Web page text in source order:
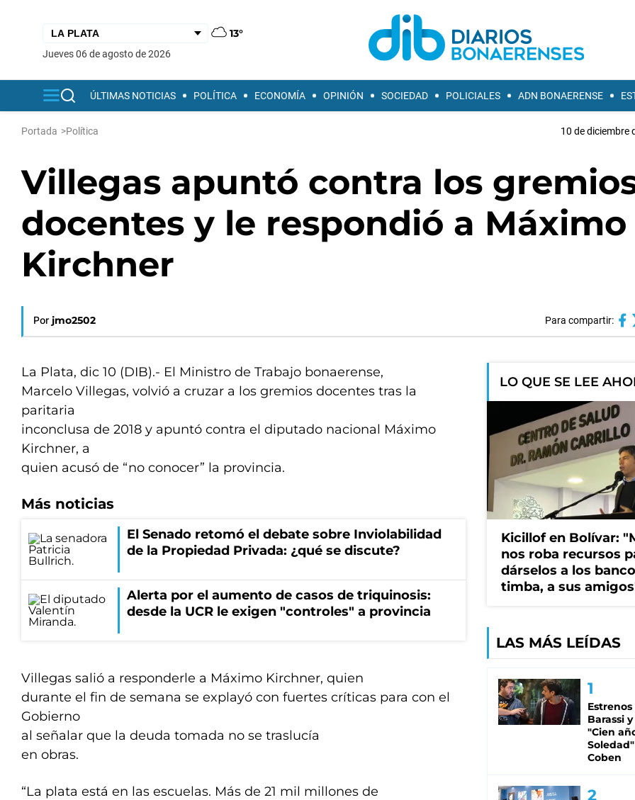
13°
jueves 06 de agosto de 2026
ÚLTIMAS NOTICIAS POLÍTICA ECONOMÍA OPINIÓN SOCIEDAD POLICIALES ADN BONAERENSE
Portada >Política 10 de diciembre
Villegas apuntó contra los
docentes y le respondió a Máximo
Kirchner
Por jmo2502 Para compartir:
La Plata, dic 10 (DIB).- El Ministro de Trabajo bonaerense,
Marcelo Villegas, volvió a cruzar a los gremios docentes tras la
paritaria
inconclusa de 2018 y apuntó contra el diputado nacional Máximo
Kirchner, a
quien acusó de “no conocer” la provincia.
Más noticias
El Senado retomó el debate sobre Inviolabilidad
de la Propiedad Privada: ¿qué se discute?
Alerta por el aumento de casos de triquinosis:
desde la UCR le exigen "controles" a provincia
Villegas salió a responderle a Máximo Kirchner, quien
durante el fin de semana se explayó con fuertes críticas para con el
Gobierno
al señalar que la deuda tomada no se traslucía
en obras.
“La plata está en las escuelas. Más de 21 mil millones de
LO QUE SE LEE
Kicillof en Bolívar:
nos roba recursos
dárselos a los
timba, a sus
LAS MÁS LEÍDAS
Estrenos
Barassi
"Cien
Coben